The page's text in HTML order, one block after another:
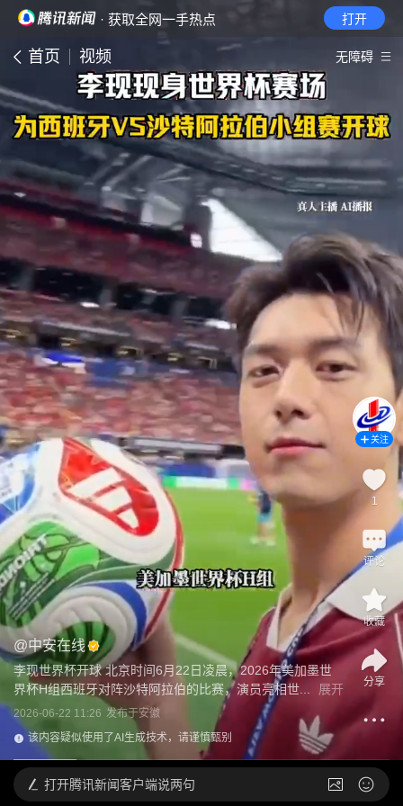
· 获取全网一手热点 打开
首页 视频 无障碍
@中安在线
李现世界杯开球 北京时间6月22日凌晨，2026年美加墨世
界杯H组西班牙对阵沙特阿拉伯的比赛，演员亮相世...
展开
2026-06-22 11:26 发布于安徽
该内容疑似使用了AI生成技术，请谨慎甄别
关注
1
评论
收藏
分享
打开腾讯新闻客户端说两句